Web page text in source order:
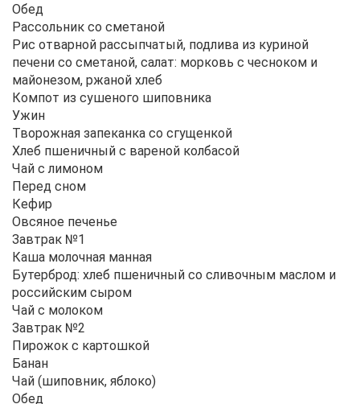
Обед
Рассольник со сметаной
Рис отварной рассыпчатый, подлива из куриной
печени со сметаной, салат: морковь с чесноком и
майонезом, ржаной хлеб
Компот из сушеного шиповника
Ужин
Творожная запеканка со сгущенкой
Хлеб пшеничный с вареной колбасой
Чай с лимоном
Перед сном
Кефир
Овсяное печенье
Завтрак №1
Каша молочная манная
Бутерброд: хлеб пшеничный со сливочным маслом и
российским сыром
Чай с молоком
Завтрак №2
Пирожок с картошкой
Банан
Чай (шиповник, яблоко)
Обед